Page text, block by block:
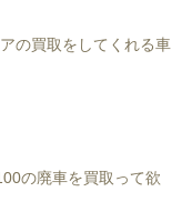
の買取をしてくれる車
の廃車を買取って欲